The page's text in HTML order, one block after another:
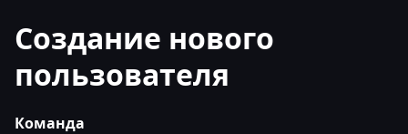
Создание нового
пользователя
Команда